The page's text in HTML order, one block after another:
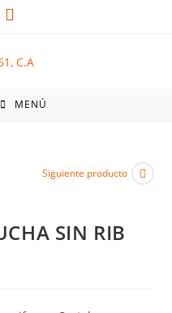
MENÚ
Siguiente producto
SIN RIB